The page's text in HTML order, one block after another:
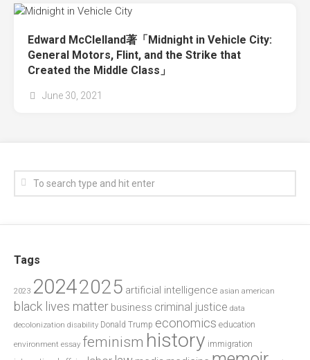
Edward McClelland著「Midnight in Vehicle City:
General Motors, Flint, and the Strike that
Created the Middle Class」
June 30, 2021
Tags
2023 20242025 artificial intelligence asian american
black lives matter business criminal justice data
decolonization disability Donald Trump economics education
environment essay feminism history immigration